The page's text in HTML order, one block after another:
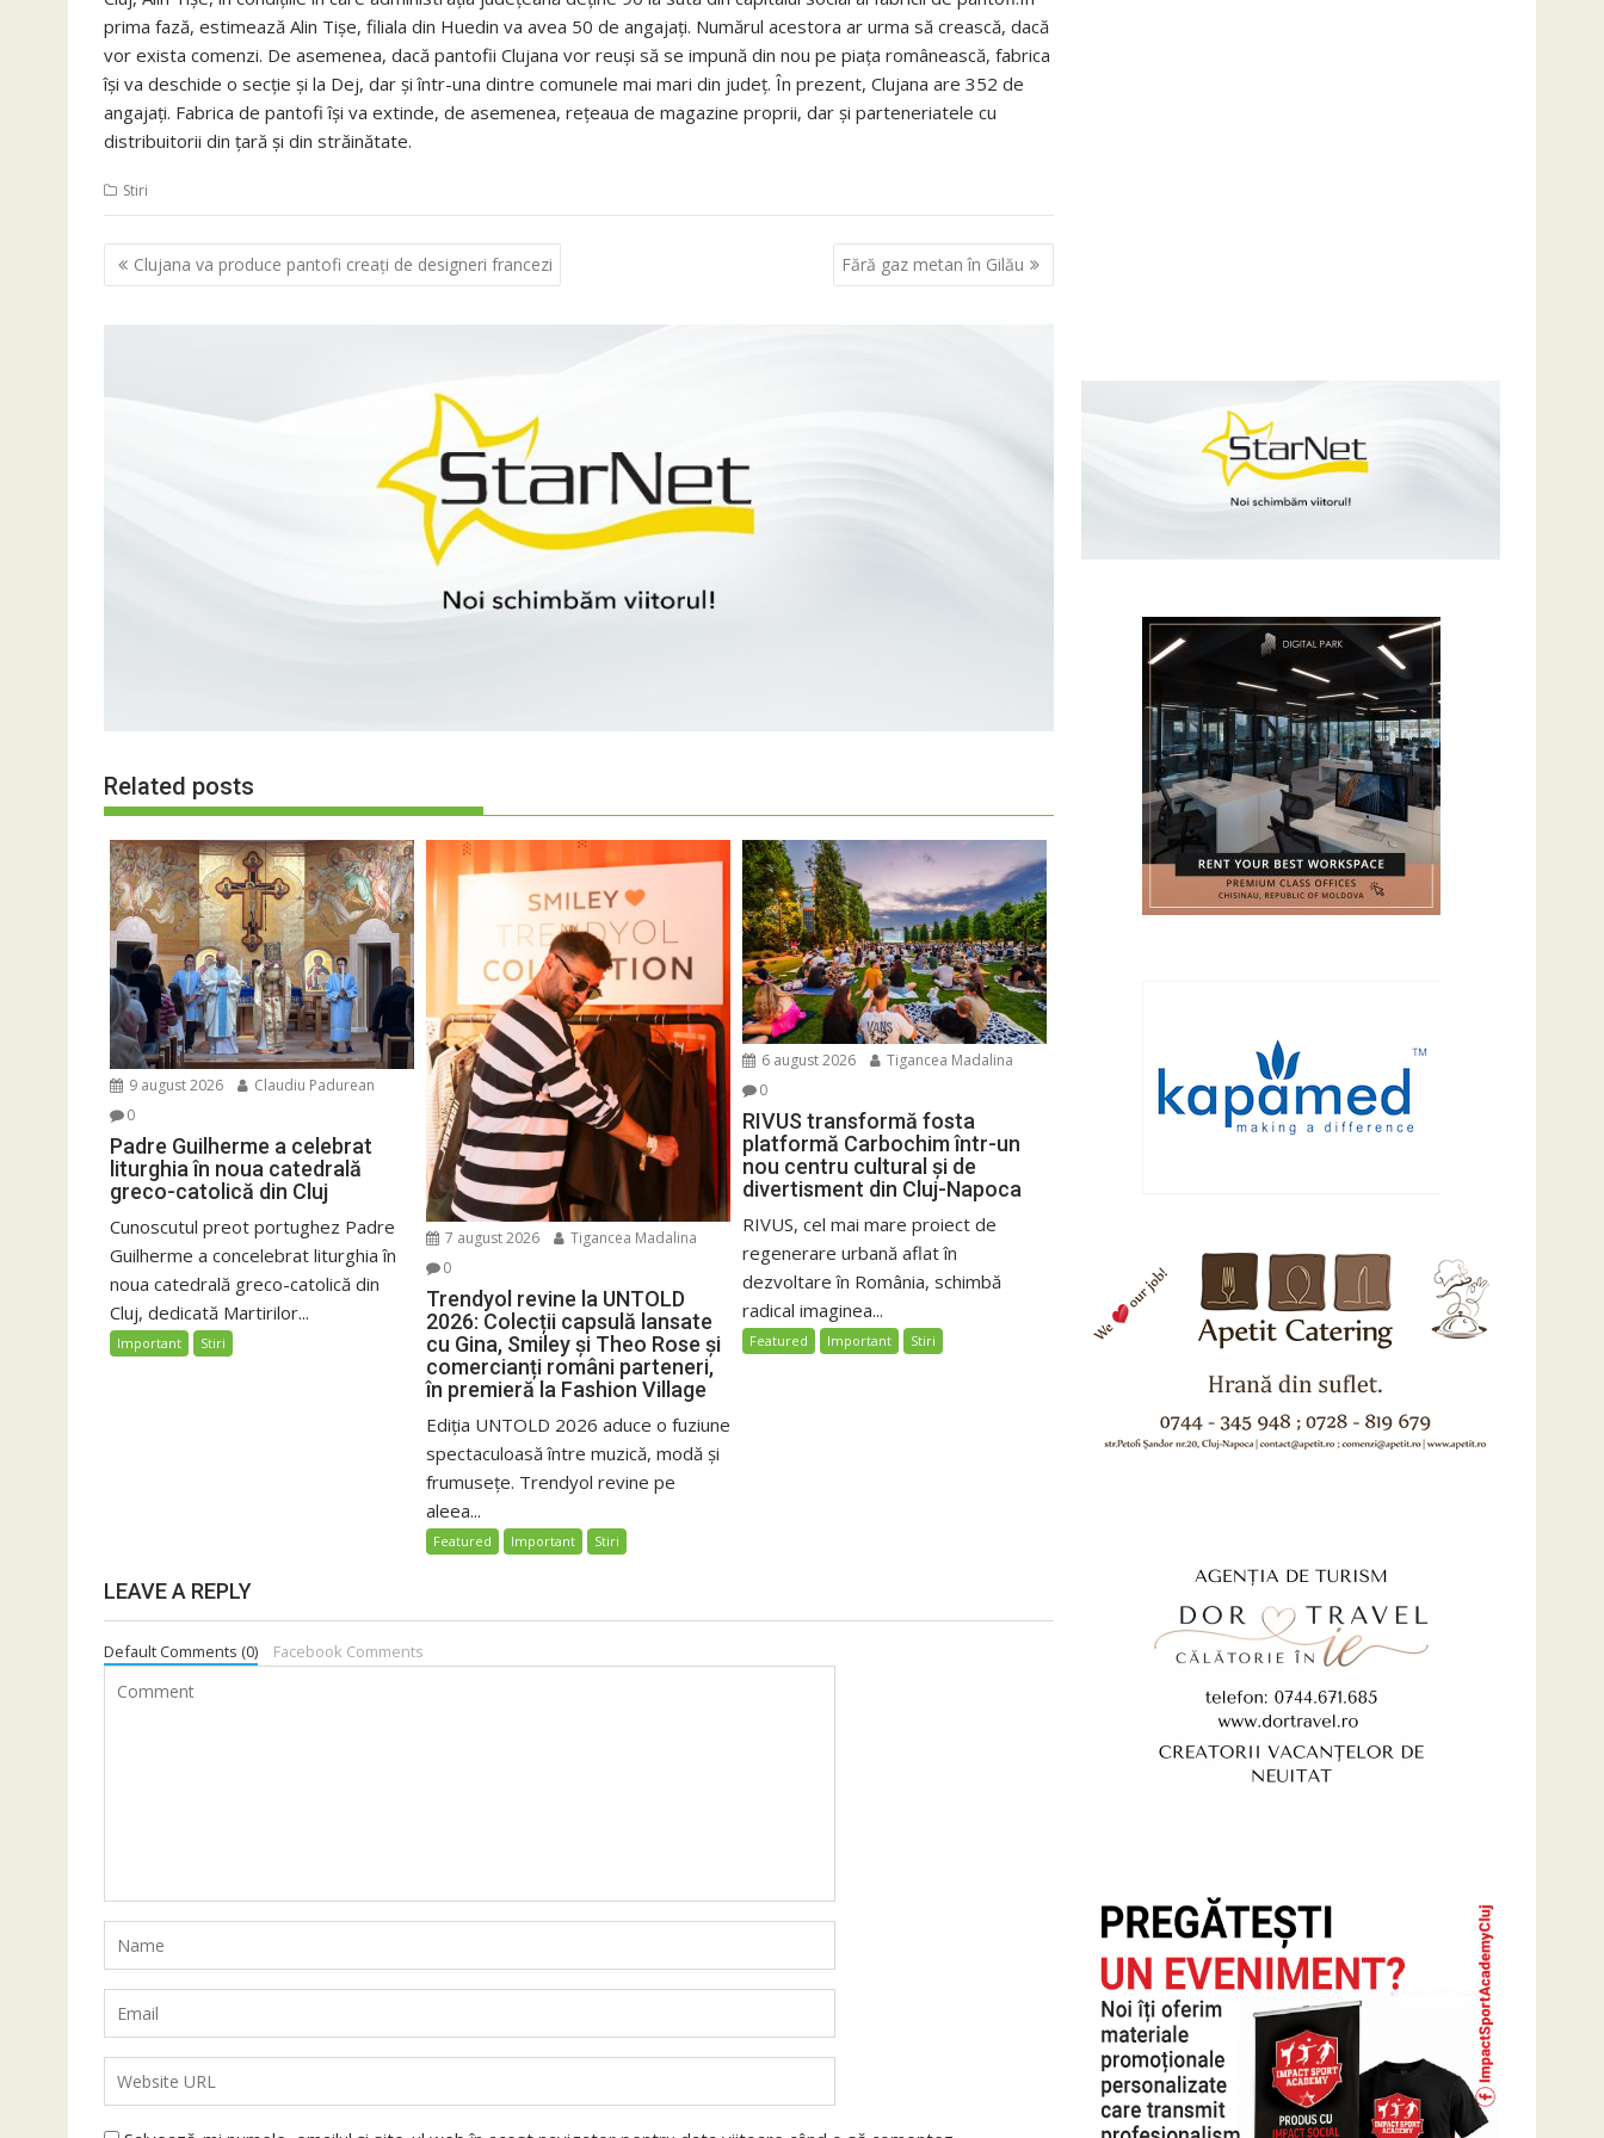
prima fază, estimează Alin Tişe, filiala din Huedin va avea 50 de angajaţi. Numărul acestora ar urma să crească, dacă
vor exista comenzi. De asemenea, dacă pantofii Clujana vor reuşi să se impună din nou pe piaţa românească, fabrica
îşi va deschide o secţie şi la Dej, dar şi într-una dintre comunele mai mari din judeţ. În prezent, Clujana are 352 de
angajaţi. Fabrica de pantofi îşi va extinde, de asemenea, reţeaua de magazine proprii, dar şi parteneriatele cu
distribuitorii din ţară şi din străinătate.
Stiri
Navigare
în
Clujana va produce pantofi creaţi de designeri francezi Fără gaz metan în Gilău
Related posts
9 august 2026
Claudiu Padurean
0
Padre Guilherme a celebrat
liturghia în noua catedrală
greco-catolică din Cluj
Cunoscutul preot portughez Padre
Guilherme a concelebrat liturghia în
noua catedrală greco-catolică din
Cluj, dedicată Martirilor...
Important Stiri
7 august 2026
Tigancea Madalina
0
Trendyol revine la UNTOLD
2026: Colecții capsulă lansate
cu Gina, Smiley și Theo Rose și
comercianți români parteneri,
în premieră la Fashion Village
Ediția UNTOLD 2026 aduce o fuziune
spectaculoasă între muzică, modă și
frumusețe. Trendyol revine pe
aleea...
Featured Important Stiri
6 august 2026
Tigancea Madalina
0
RIVUS transformă fosta
platformă Carbochim într-un
nou centru cultural și de
divertisment din Cluj-Napoca
RIVUS, cel mai mare proiect de
regenerare urbană aflat în
dezvoltare în România, schimbă
radical imaginea...
Featured Important Stiri
LEAVE A REPLY
Default Comments (0) Facebook Comments